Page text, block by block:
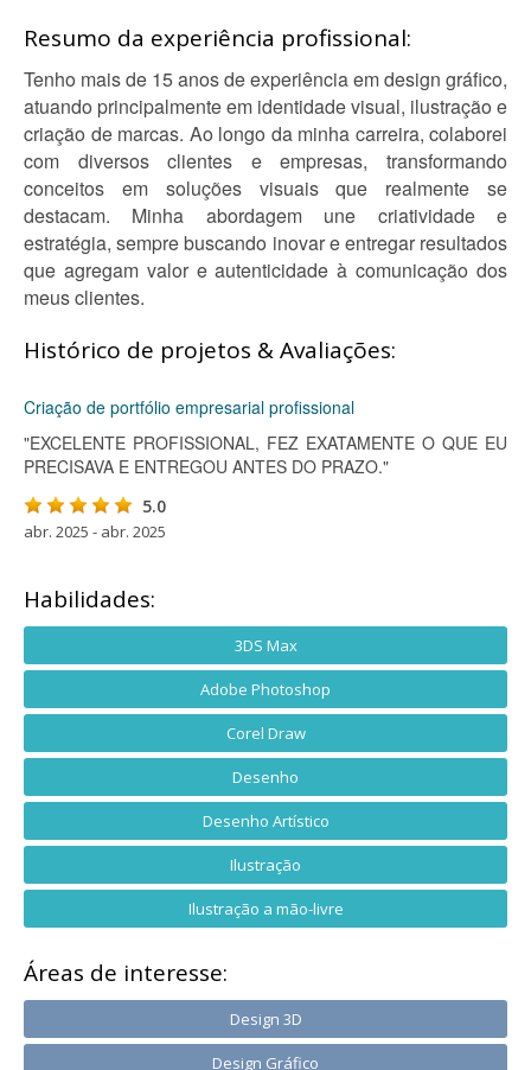
Resumo da experiência profissional:
Tenho mais de 15 anos de experiência em design gráfico,
atuando principalmente em identidade visual, ilustração e
criação de marcas. Ao longo da minha carreira, colaborei
com diversos clientes e empresas, transformando
conceitos em soluções visuais que realmente se
destacam. Minha abordagem une criatividade e
estratégia, sempre buscando inovar e entregar resultados
que agregam valor e autenticidade à comunicação dos
meus clientes.
Histórico de projetos & Avaliações:
Criação de portfólio empresarial profissional
"EXCELENTE PROFISSIONAL, FEZ EXATAMENTE O QUE EU
PRECISAVA E ENTREGOU ANTES DO PRAZO."
5.0
abr. 2025 - abr. 2025
Habilidades:
3DS Max
Adobe Photoshop
Corel Draw
Desenho
Desenho Artístico
Ilustração
Ilustração a mão-livre
Áreas de interesse:
Design 3D
Design Gráfico